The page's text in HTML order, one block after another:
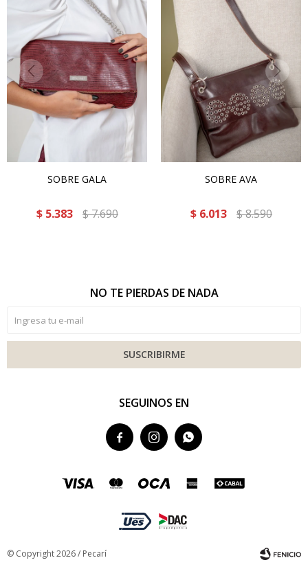
SOBRE GALA
$ 5.383 $7.690
SOBRE AVA
$ 6.013 $8.590
SEGUINOS EN
  
NO TE PIERDAS DE NADA
SUSCRIBIRME
© Copyright 2026 / Pecarí